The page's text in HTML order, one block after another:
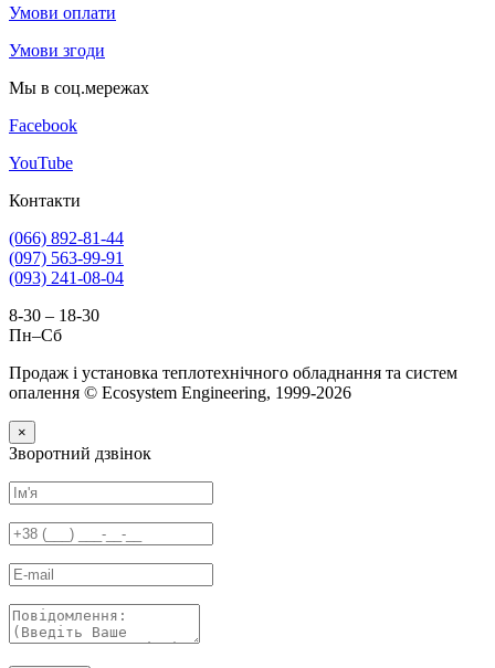
Умови оплати
Умови згоди
Мы в соц.мережах
Facebook
YouTube
Контакти
(066) 892-81-44
(097) 563-99-91
(093) 241-08-04
8-30 – 18-30
Пн–Сб
Продаж і установка теплотехнічного обладнання та систем
опалення © Ecosystem Engineering, 1999-2026
×
Зворотний дзвінок